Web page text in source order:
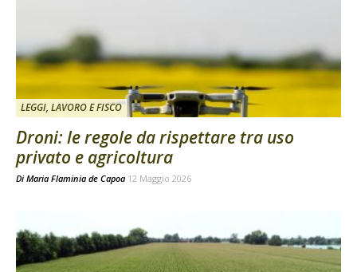
LEGGI, LAVORO E FISCO
Droni: le regole da rispettare tra uso
privato e agricoltura
Di Maria Flaminia de Capoa 12 Maggio 2026